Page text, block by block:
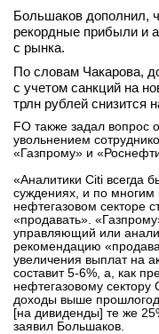
Большаков дополнил,
рекордные прибыли и
с рынка.
По словам Чакарова,
с учетом санкций на
трлн рублей снизится
FO также задал вопрос
увольнением
«Газпрому» и
«Аналитики Citi всегда
суждениях, и по многим
нефтегазовом секторе
«продавать».
управляющий или
рекомендацию
увеличения выплат на
составит 5-6%, а, как
нефтегазовому
доходы выше
[на дивиденды] те же
заявил Большаков.